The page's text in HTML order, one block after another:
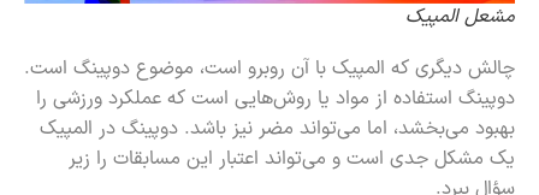
مشعل المپیک
چالش دیگری که المپیک با آن روبرو است، موضوع دوپینگ است.
دوپینگ استفاده از مواد یا روش‌هایی است که عملکرد ورزشی را
بهبود می‌بخشد، اما می‌تواند مضر نیز باشد. دوپینگ در المپیک
یک مشکل جدی است و می‌تواند اعتبار این مسابقات را زیر
سؤال ببرد.